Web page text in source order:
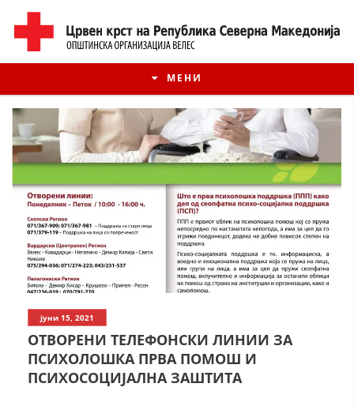
МЕНИ
ИСТОРИЈАТ НА ЦКРМ
СТРУКТУРА НА ОРГАНИЗАЦИЈАТА
КОНТАКТ ИНФОРМАЦИИ
јуни 15, 2021
ОТВОРЕНИ ТЕЛЕФОНСКИ ЛИНИИ ЗА
ПСИХОЛОШКА ПРВА ПОМОШ И
ПСИХОСОЦИЈАЛНА ЗАШТИТА